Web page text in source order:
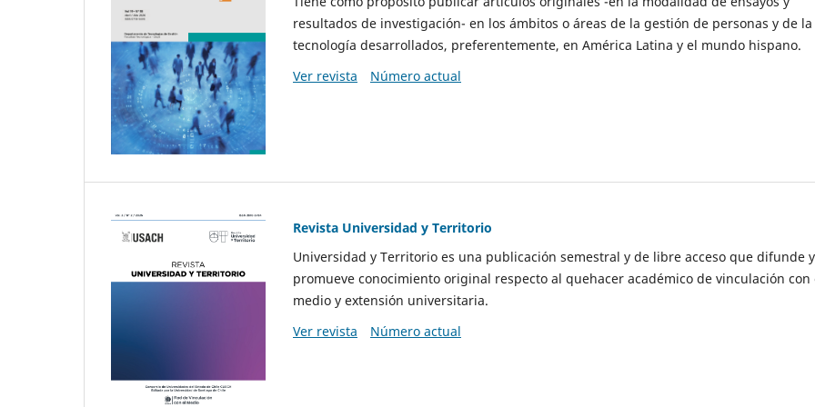
resultados de investigación- en los ámbitos o áreas de la gestión de personas y de la
tecnología desarrollados, preferentemente, en América Latina y el mundo hispano.
Ver revista
Número actual
Revista Universidad y Territorio
Universidad y Territorio es una publicación semestral y de libre acceso que difunde y
promueve conocimiento original respecto al quehacer académico de vinculación con
medio y extensión universitaria.
Ver revista
Número actual